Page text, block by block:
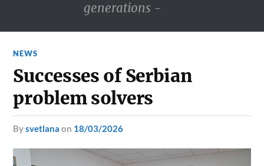
generations -
NEWS
Successes of Serbian
problem solvers
bysvetlana on 18/03/2026